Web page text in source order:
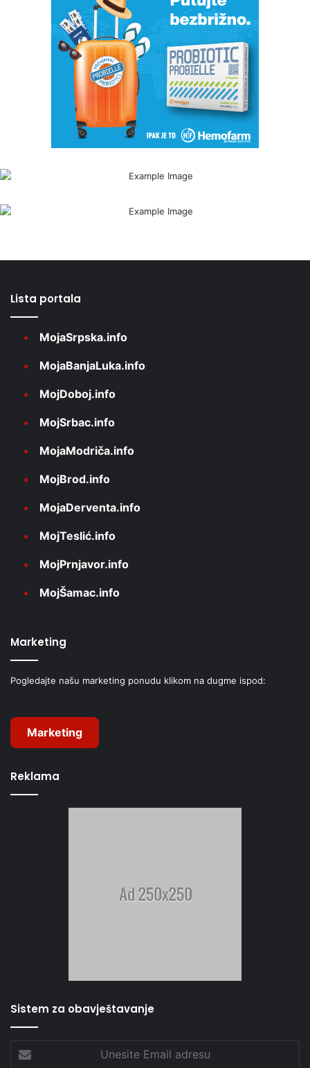
Lista portala
MojaSrpska.info
MojaBanjaLuka.info
MojDoboj.info
MojSrbac.info
MojaModriča.info
MojBrod.info
MojaDerventa.info
MojTeslić.info
MojPrnjavor.info
MojŠamac.info
Marketing
Pogledajte našu marketing ponudu klikom na dugme ispod:
Marketing
Reklama
Sistem za obavještavanje
Email